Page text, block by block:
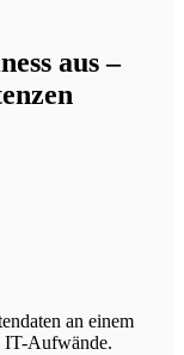
aus –
an einem
IT-Aufwände.